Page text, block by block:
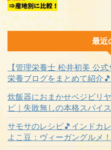
最近
【管理栄養士 松井初美 公
栄養ブログをまとめて紹介🎵
炊飯器におまかせベジビリ
ピ｜失敗無しの本格スパイ
サモサのレシピ🎵インドカ
よこ豆：ヴィーガングルメ！